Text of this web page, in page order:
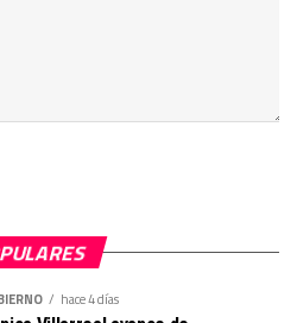
hace 4 días